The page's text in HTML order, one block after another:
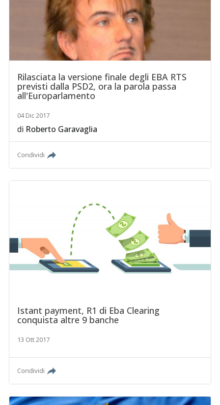
Rilasciata la versione finale degli EBA RTS
previsti dalla PSD2, ora la parola passa
all'Europarlamento
04 Dic 2017
di Roberto Garavaglia
Condividi
Istant payment, R1 di Eba Clearing
conquista altre 9 banche
13 Ott 2017
Condividi